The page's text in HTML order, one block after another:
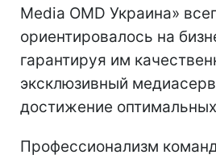
Media OMD Украина»
ориентировалось на
гарантируя им
эксклюзивный
достижение оптимальных
Профессионализм